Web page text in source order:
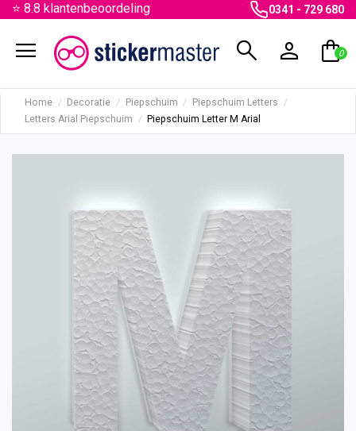
⭐ 8.8 klantenbeoordeling 0341 - 729 680
menu search person shopping_bag
0
Home Decoratie Piepschuim
Piepschuim Letters
Letters Arial Piepschuim
Piepschuim Letter M Arial